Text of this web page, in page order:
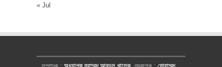
« Jul